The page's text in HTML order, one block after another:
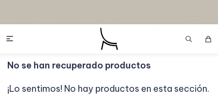

No se han recuperado productos
¡Lo sentimos! No hay productos en esta sección.